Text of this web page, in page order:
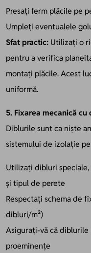
Presați ferm plăcile pe
Umpleți eventualele
Sfat practic: Utilizați o
pentru a verifica
montați plăcile. Acest
uniformă.
5. Fixarea mecanică cu
Diblurile sunt ca niște
sistemului de izolație
Utilizați dibluri
și tipul de perete
Respectați schema de
dibluri/m²)
Asigurați-vă că diblurile
proeminențe